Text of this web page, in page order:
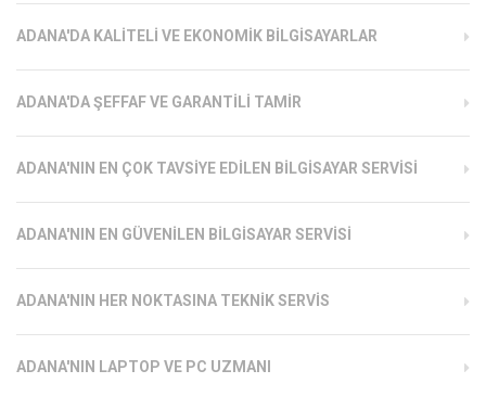
ADANA'DA KALITELI VE EKONOMIK BILGISAYARLAR
ADANA'DA ŞEFFAF VE GARANTILI TAMIR
ADANA'NIN EN ÇOK TAVSIYE EDILEN BILGISAYAR SERVISI
ADANA'NIN EN GÜVENILEN BILGISAYAR SERVISI
ADANA'NIN HER NOKTASINA TEKNIK SERVIS
ADANA'NIN LAPTOP VE PC UZMANI